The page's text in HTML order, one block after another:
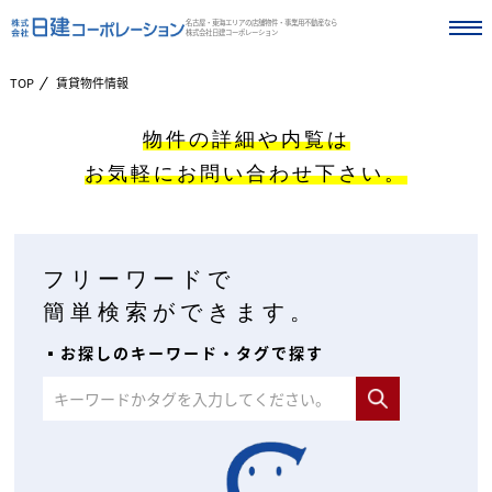
名古屋・東海エリアの店舗物件・事業用不動産なら
株式会社日建コーポレーション
TOP 賃貸物件情報
物件の詳細や内覧は
お気軽にお問い合わせ下さい。
フリーワードで
簡単検索ができます。
▪︎お探しのキーワード・タグで探す